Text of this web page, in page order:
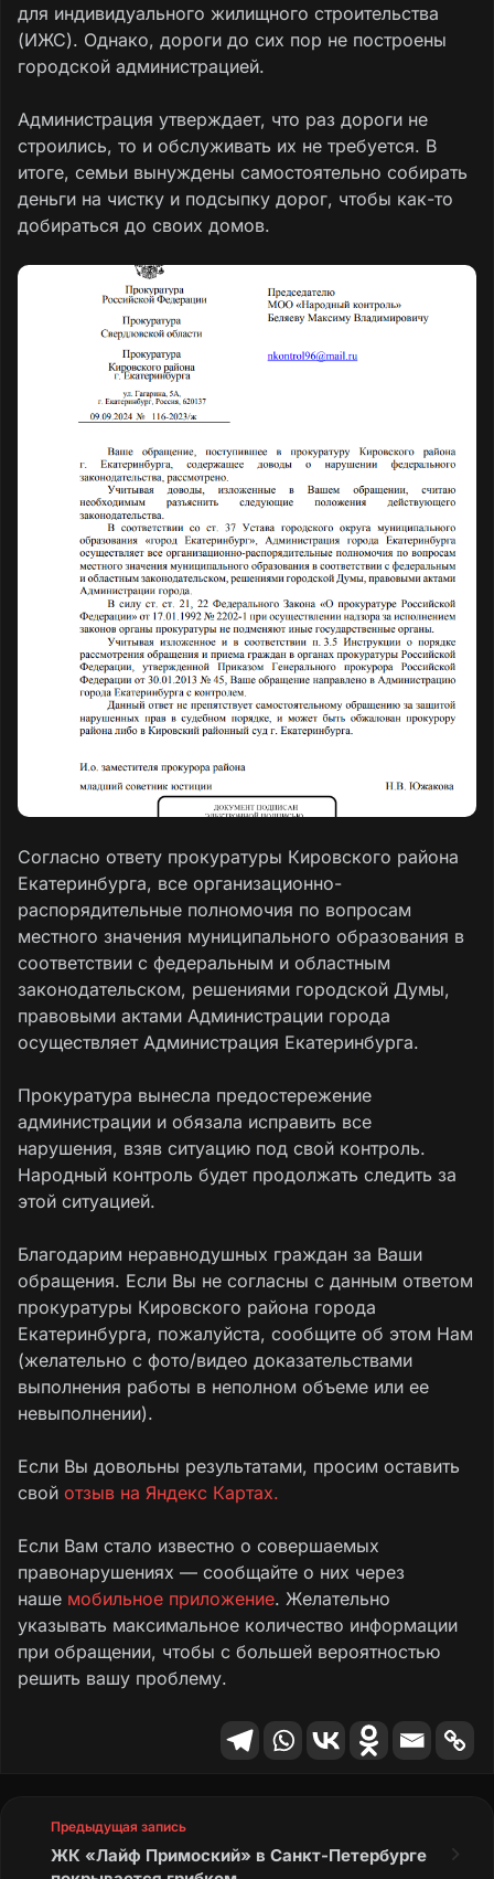
для индивидуального жилищного строительства
(ИЖС). Однако, дороги до сих пор не построены
городской администрацией.
Администрация утверждает, что раз дороги не
строились, то и обслуживать их не требуется. В
итоге, семьи вынуждены самостоятельно собирать
деньги на чистку и подсыпку дорог, чтобы как-то
добираться до своих домов.
Согласно ответу прокуратуры Кировского района
Екатеринбурга, все организационно-
распорядительные полномочия по вопросам
местного значения муниципального образования в
соответствии с федеральным и областным
законодательском, решениями городской Думы,
правовыми актами Администрации города
осуществляет Администрация Екатеринбурга.
Прокуратура вынесла предостережение
администрации и обязала исправить все
нарушения, взяв ситуацию под свой контроль.
Народный контроль будет продолжать следить за
этой ситуацией.
Благодарим неравнодушных граждан за Ваши
обращения. Если Вы не согласны с данным ответом
прокуратуры Кировского района города
Екатеринбурга, пожалуйста, сообщите об этом Нам
(желательно с фото/видео доказательствами
выполнения работы в неполном объеме или ее
невыполнении).
Если Вы довольны результатами, просим оставить
свой отзыв на Яндекс Картах.
Если Вам стало известно о совершаемых
правонарушениях — сообщайте о них через
наше мобильное приложение. Желательно
указывать максимальное количество информации
при обращении, чтобы с большей вероятностью
решить вашу проблему.
Предыдущая запись
ЖК «Лайф Примоский» в Санкт-Петербурге